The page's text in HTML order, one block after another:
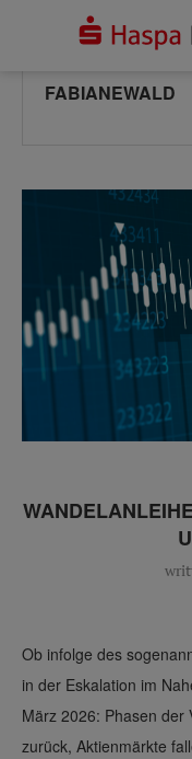
FABIANEWALD
Ob infolge des
in der Eskalation im
März 2026: Phasen der
zurück, Aktienmärkte